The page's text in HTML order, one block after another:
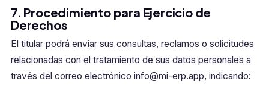
7. Procedimiento para Ejercicio de
Derechos
El titular podrá enviar sus consultas, reclamos o solicitudes
relacionadas con el tratamiento de sus datos personales a
través del correo electrónico info@mi-erp.app, indicando: